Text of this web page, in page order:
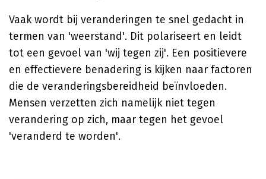
Vaak wordt bij veranderingen te snel gedacht in
termen van 'weerstand'. Dit polariseert en leidt
tot een gevoel van 'wij tegen zij'. Een positievere
en effectievere benadering is kijken naar factoren
die de veranderingsbereidheid beïnvloeden.
Mensen verzetten zich namelijk niet tegen
verandering op zich, maar tegen het gevoel
'veranderd te worden'.